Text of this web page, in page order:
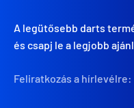
A legütősebb darts
és csapj le a legjobb
Feliratkozás a hírlevélre: